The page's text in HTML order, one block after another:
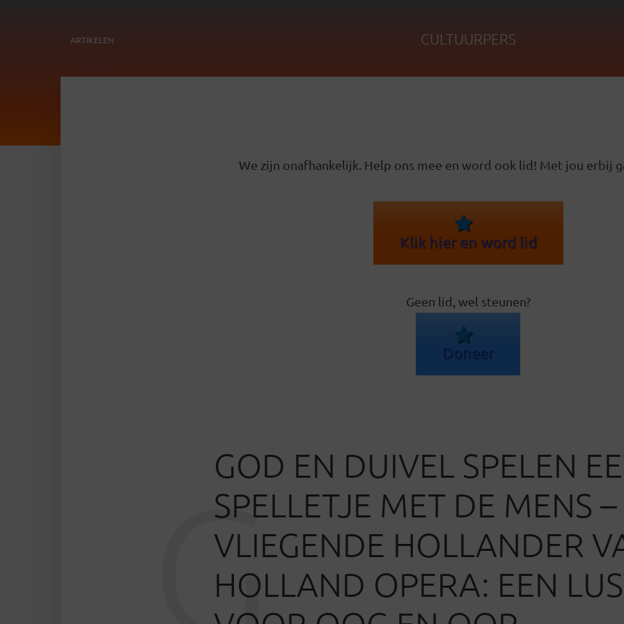
ARTIKELEN CULTUURPERS
We zijn onafhankelijk. Help ons mee en word ook lid! Met jou erbij
Klik hier en word lid
Geen lid, wel steunen?
Doneer
GOD EN DUIVEL SPELEN
SPELLETJE MET DE MENS –
VLIEGENDE HOLLANDER
HOLLAND OPERA: EEN
G